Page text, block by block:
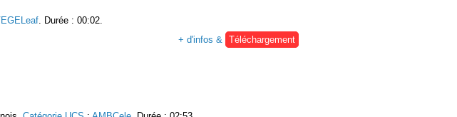
. Durée : 00:02.
+ d'infos &
Téléchargement